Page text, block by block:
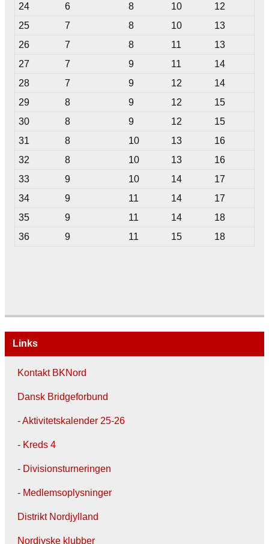
24
6 8 10
12
25
7 8 10
13
26
7 8 11
13
27
7 9 11
14
28
7 9 12
14
29
8 9 12
15
30
8 9 12
15
31
8 10 13
16
32
8 10 13
16
33
9 10 14
17
34
9 11 14
17
35
9 11 14
18
36
9 11 15 18
Links
Kontakt BKNord
Dansk Bridgeforbund
-Aktivitetskalender 25-26
-Kreds 4
-Divisionsturneringen
- Medlemsoplysninger
Distrikt Nordjylland
Nordjyske klubber